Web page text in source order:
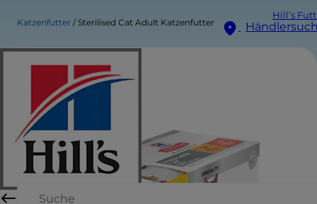
Hill’s
Katzenfutter Sterilised Cat Adult Katzenfutter